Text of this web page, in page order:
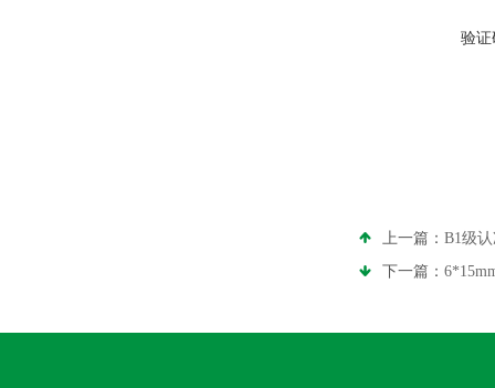
验证
上一篇： B1级
下一篇：